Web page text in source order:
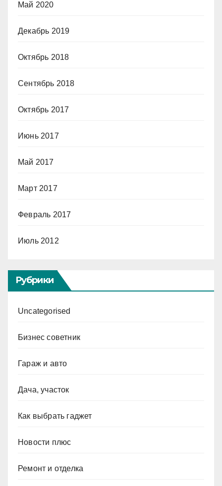
Май 2020
Декабрь 2019
Октябрь 2018
Сентябрь 2018
Октябрь 2017
Июнь 2017
Май 2017
Март 2017
Февраль 2017
Июль 2012
Рубрики
Uncategorised
Бизнес советник
Гараж и авто
Дача, участок
Как выбрать гаджет
Новости плюс
Ремонт и отделка